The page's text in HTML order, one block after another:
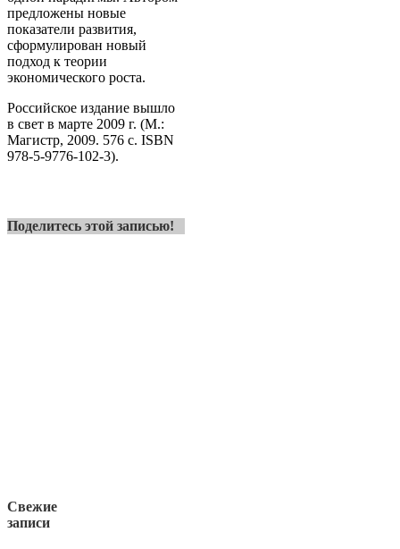
предложены новые
показатели развития,
сформулирован новый
подход к теории
экономического роста.
Российское издание вышло
в свет в марте 2009 г. (М.:
Магистр, 2009. 576 с. ISBN
978-5-9776-102-3).
Поделитесь этой записью!
Свежие
записи